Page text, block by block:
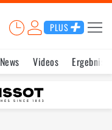
PLUS
News Videos